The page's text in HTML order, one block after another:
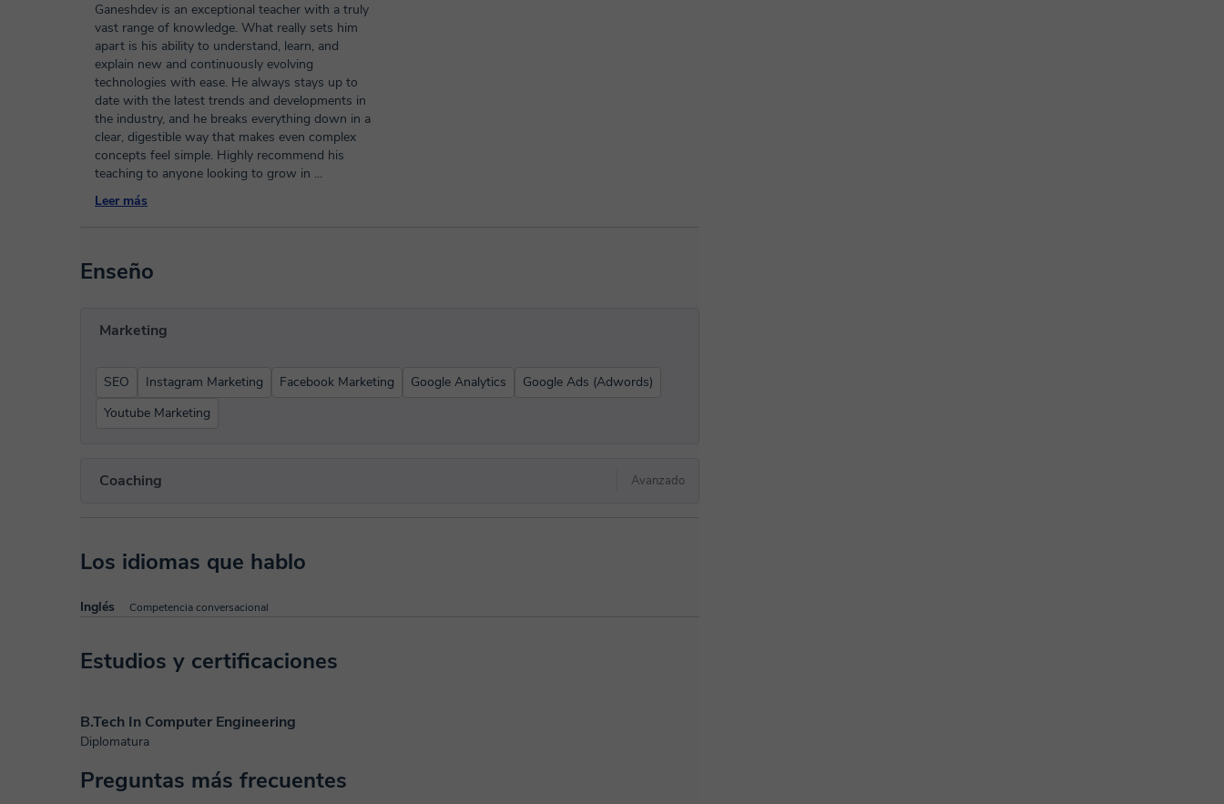
Ganeshdev is an exceptional teacher with a truly
vast range of knowledge. What really sets him
apart is his ability to understand, learn, and
explain new and continuously evolving
technologies with ease. He always stays up to
date with the latest trends and developments in
the industry, and he breaks everything down in a
clear, digestible way that makes even complex
concepts feel simple. Highly recommend his
teaching to anyone looking to grow in ...
Leer más
Enseño
Marketing
SEO Instagram Marketing Facebook Marketing Google Analytics
Google Ads (Adwords)
Youtube Marketing
Coaching Avanzado
Los idiomas que hablo
Inglés Competencia conversacional
Estudios y certificaciones
B.Tech In Computer Engineering
Diplomatura
Preguntas más frecuentes